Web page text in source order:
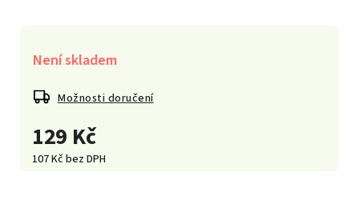
129 Kč
107 Kč bez DPH
Není skladem
Možnosti doručení